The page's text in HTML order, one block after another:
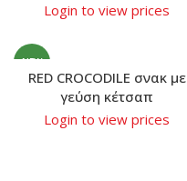
Login to view prices
NEW
RED CROCODILE σνακ με
γεύση κέτσαπ
Login to view prices